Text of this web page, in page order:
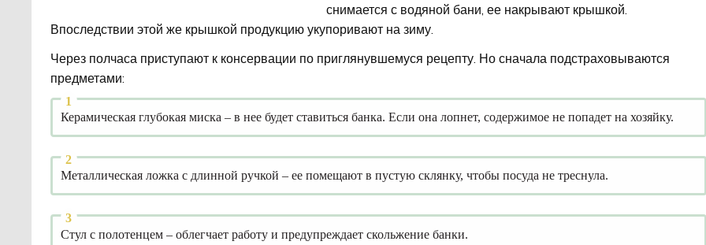
снимается с водяной бани, ее накрывают крышкой.
Впоследствии этой же крышкой продукцию укупоривают на зиму.
Через полчаса приступают к консервации по приглянувшемуся рецепту. Но сначала подстраховываются
предметами:
Керамическая глубокая миска – в нее будет ставиться банка. Если она лопнет, содержимое не попадет на хозяйку.
Металлическая ложка с длинной ручкой – ее помещают в пустую склянку, чтобы посуда не треснула.
Стул с полотенцем – облегчает работу и предупреждает скольжение банки.